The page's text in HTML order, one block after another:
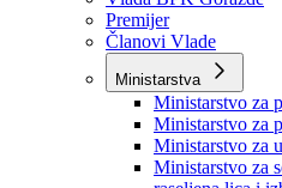
Vlada
Vlada BPK Goražde
Premijer
Članovi Vlade
Ministarstva
Ministarstvo za